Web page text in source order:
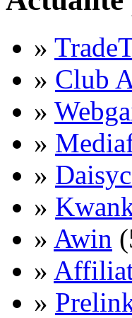
»
» Club
»
»
»
»
» Awin
»
»